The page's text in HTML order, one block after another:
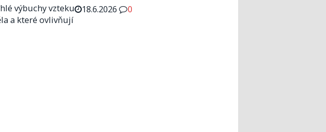
výbuchy vzteku
a které ovlivňují
18.6.2026
0